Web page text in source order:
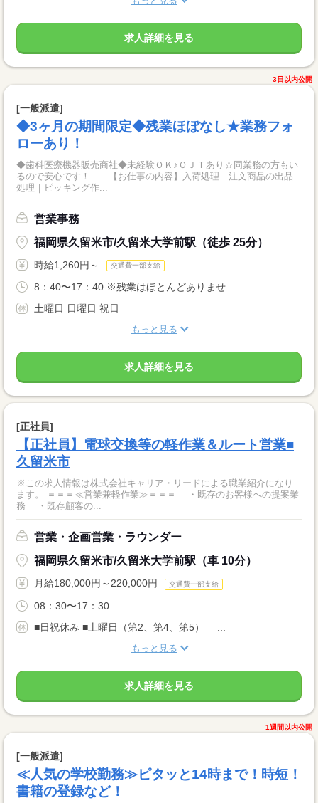
求人詳細を見る
3日以内公開
[一般派遣]
◆3ヶ月の期間限定◆残業ほぼなし★業務フォ
ローあり！
◆歯科医療機器販売商社◆未経験ＯＫ♪ＯＪＴあり☆同業務の方もい
るので安心です！ 【お仕事の内容】入荷処理｜注文商品の出品
処理｜ピッキング作...
営業事務
福岡県久留米市/久留米大学前駅（徒歩 25分）
時給1,260円～ 交通費一部支給
8：40〜17：40 ※残業はほとんどありませ...
土曜日 日曜日 祝日
もっと見る
求人詳細を見る
[正社員]
【正社員】電球交換等の軽作業＆ルート営業■
久留米市
※この求人情報は株式会社キャリア・リードによる職業紹介になり
ます。 ＝＝＝≪営業兼軽作業≫＝＝＝ ・既存のお客様への提案業
務 ・既存顧客の...
営業・企画営業・ラウンダー
福岡県久留米市/久留米大学前駅（車 10分）
月給180,000円～220,000円 交通費一部支給
08：30〜17：30
■日祝休み ■土曜日（第2、第4、第5） ...
もっと見る
求人詳細を見る
1週間以内公開
[一般派遣]
≪人気の学校勤務≫ピタッと14時まで！時短！
書籍の登録など！